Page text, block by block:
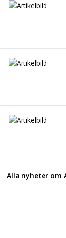
Alla nyheter om